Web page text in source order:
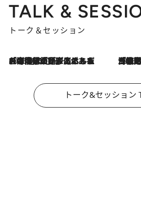
TALK &
トーク＆セッション
2026.8.3
「今後値上げがあるとすれば…」「リスクがあるのは今年の冬」エネルギー専門家が語る、ホルムズ海峡封鎖が家庭にもたらす“ある心配” 「住宅建てられない…」「サーチャージ料の高値が続いて
トーク&セッション